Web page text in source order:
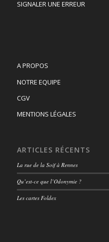
SIGNALER UNE ERREUR
A PROPOS
NOTRE EQUIPE
CGV
MENTIONS LÉGALES
ARTICLES RÉCENTS
La rue de la Soif à Rennes
Qu’est-ce que l’Odonymie ?
Les cartes Foldex